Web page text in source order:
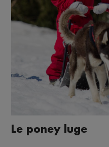
Le poney luge